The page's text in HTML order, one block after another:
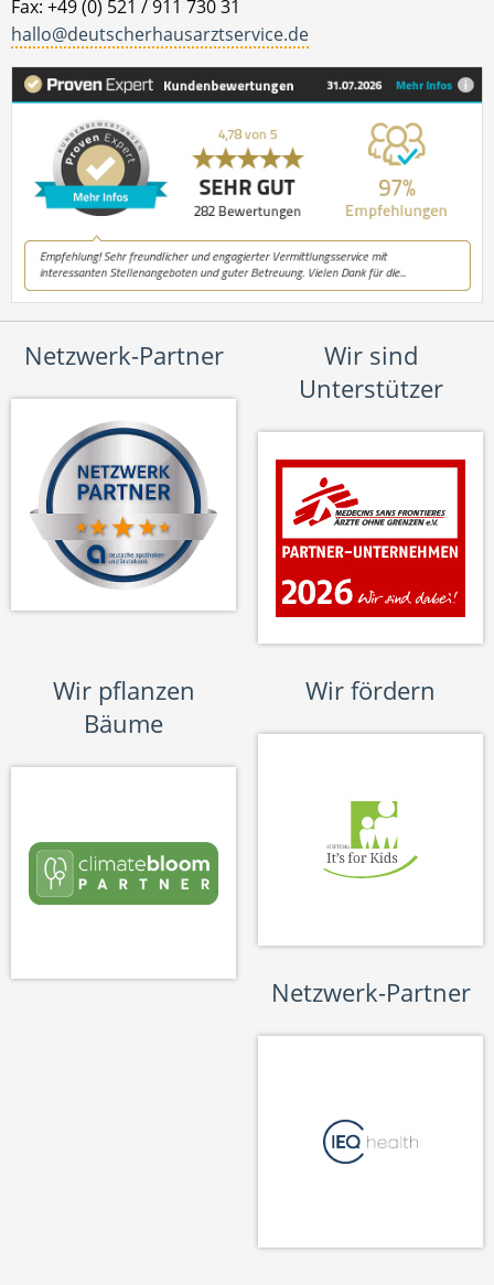
Fax: +49 (0) 521 / 911 730 31
hallo@deutscherhausarztservice.de
Netzwerk-Partner
Wir sind
Unterstützer
Wir pflanzen
Bäume
Wir fördern
Netzwerk-Partner